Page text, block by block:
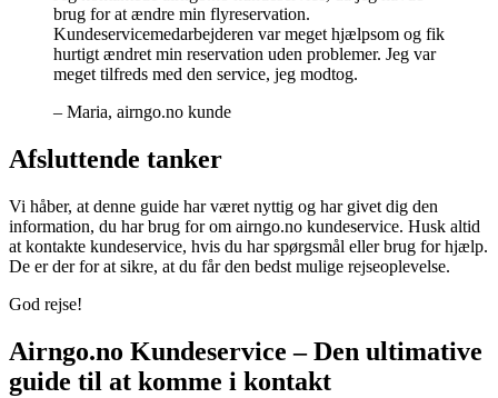
brug for at ændre min flyreservation.
Kundeservicemedarbejderen var meget hjælpsom og fik
hurtigt ændret min reservation uden problemer. Jeg var
meget tilfreds med den service, jeg modtog.
– Maria, airngo.no kunde
Afsluttende tanker
Vi håber, at denne guide har været nyttig og har givet dig den
information, du har brug for om airngo.no kundeservice. Husk altid
at kontakte kundeservice, hvis du har spørgsmål eller brug for hjælp.
De er der for at sikre, at du får den bedst mulige rejseoplevelse.
God rejse!
Airngo.no Kundeservice – Den ultimative
guide til at komme i kontakt